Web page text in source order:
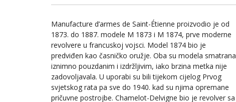
Manufacture d’armes de Saint-Étienne proizvodio je od
1873. do 1887. modele M 1873 i M 1874, prve moderne
revolvere u francuskoj vojsci. Model 1874 bio je
predviđen kao časničko oružje. Oba su modela smatrana
iznimno pouzdanim i izdržljivim, iako brzina metka nije
zadovoljavala. U uporabi su bili tijekom cijelog Prvog
svjetskog rata pa sve do 1940. kad su njima opremane
pričuvne postrojbe. Chamelot-Delvigne bio je revolver sa